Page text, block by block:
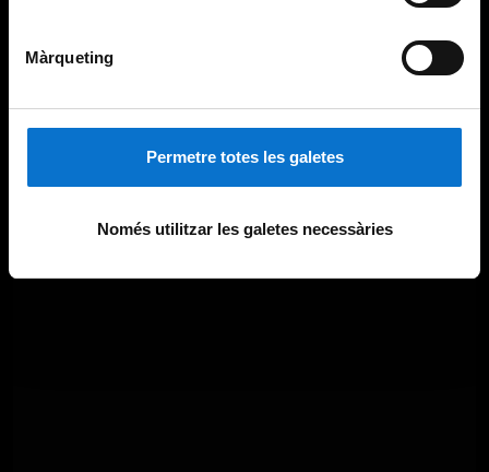
Màrqueting
Permetre totes les galetes
Només utilitzar les galetes necessàries